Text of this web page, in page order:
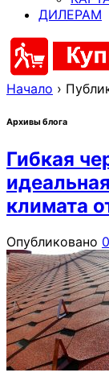
ДИЛЕРАМ
Начало ›
Архивы блога
Гибкая
климата
Опубликовано